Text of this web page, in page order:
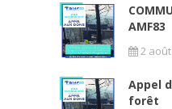
AMF83
2
Appel
forêt